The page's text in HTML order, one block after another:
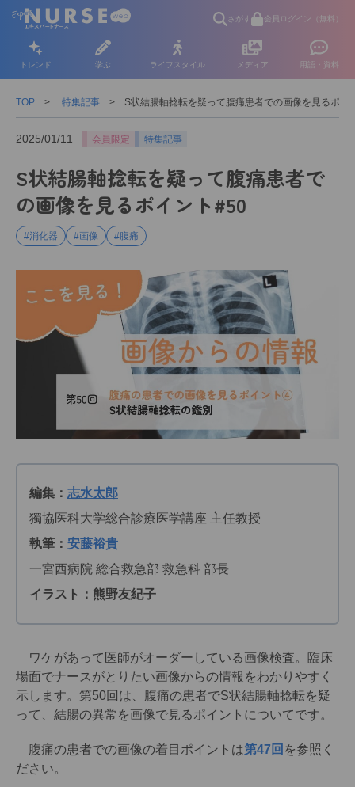
さがす 会員ログイン（無料）
トレンド 学ぶ ライフスタイル メディア 用語・資料
TOP 特集記事 S状結腸軸捻転を疑って腹痛患者での画像を見るポイ
2025/01/11 会員限定 特集記事
S状結腸軸捻転を疑って腹痛患者で
の画像を見るポイント#50
#消化器 #画像 #腹痛
編集： 志水太郎
獨協医科大学総合診療医学講座 主任教授
執筆： 安藤裕貴
一宮西病院 総合救急部 救急科 部長
イラスト：熊野友紀子
ワケがあって医師がオーダーしている画像検査。臨床
場面でナースがとりたい画像からの情報をわかりやすく
示します。第50回は、腹痛の患者でS状結腸軸捻転を疑
って、結腸の異常を画像で見るポイントについてです。
腹痛の患者での画像の着目ポイントは第47回 を参照く
ださい。